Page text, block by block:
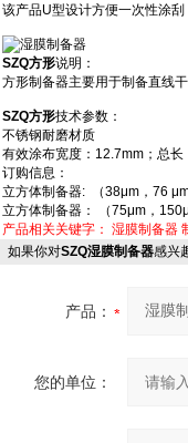
该产品U型设计方便一次性涂
SZQ方形说明：
方形制备器主要用于制备直线
SZQ方形技术参数：
不锈钢耐磨材质
有效涂布宽度：12.7mm；总长
订购信息：
立方体制备器: （38μm，76
立方体制备器： （75μm，
产品相关关键字： 湿膜制备器
如果你对SZQ湿膜制备器感兴
产品：
您的单位：